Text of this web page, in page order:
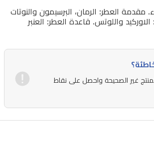
مقدمة العطر: الرمان، البرسيمون والنوتات
واللوتس. قاعدة العطر: العنبر
غير الصحيحة واحصل على نقاط